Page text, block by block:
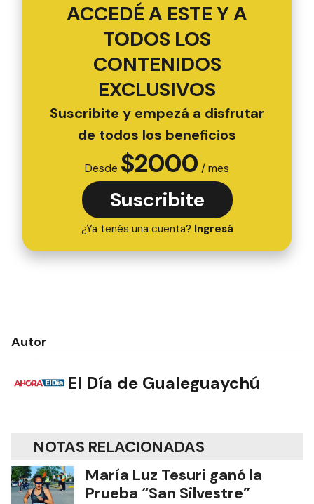
ACCEDÉ A ESTE Y A
TODOS LOS
CONTENIDOS
EXCLUSIVOS
Suscribite y empezá a disfrutar
de todos los beneficios
Desde $2000 / mes
Suscribite
¿Ya tenés una cuenta? Ingresá
Autor
El Día de Gualeguaychú
NOTAS RELACIONADAS
María Luz Tesuri ganó la
Prueba “San Silvestre”